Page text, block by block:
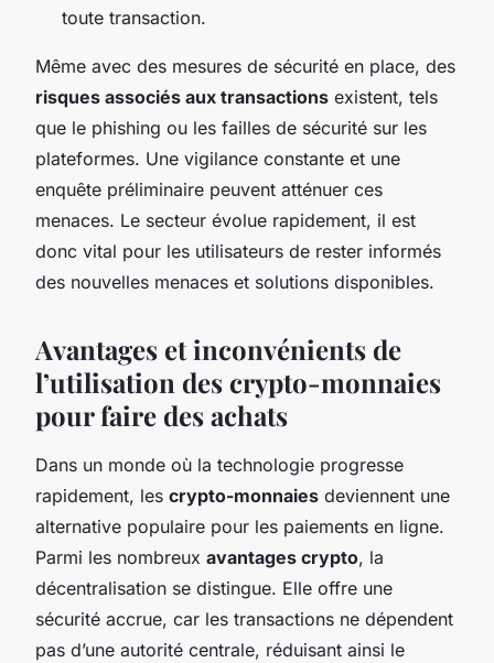
toute transaction.
Même avec des mesures de sécurité en place, des
risques associés aux transactions existent, tels
que le phishing ou les failles de sécurité sur les
plateformes. Une vigilance constante et une
enquête préliminaire peuvent atténuer ces
menaces. Le secteur évolue rapidement, il est
donc vital pour les utilisateurs de rester informés
des nouvelles menaces et solutions disponibles.
Avantages et inconvénients de
l’utilisation des crypto-monnaies
pour faire des achats
Dans un monde où la technologie progresse
rapidement, les crypto-monnaies deviennent une
alternative populaire pour les paiements en ligne.
Parmi les nombreux avantages crypto, la
décentralisation se distingue. Elle offre une
sécurité accrue, car les transactions ne dépendent
pas d’une autorité centrale, réduisant ainsi le